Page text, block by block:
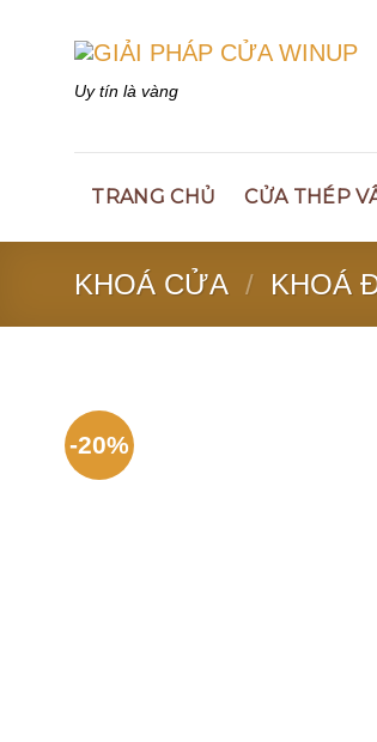
Uy tín là vàng
TRANG CHỦ CỬA THÉP
KHOÁ CỬA / KHOÁ
-20%